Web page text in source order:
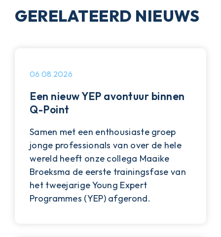
GERELATEERD NIEUWS
Een nieuw YEP avontuur binnen
Q-Point
Samen met een enthousiaste groep
jonge professionals van over de hele
wereld heeft onze collega Maaike
Broeksma de eerste trainingsfase van
het tweejarige Young Expert
Programmes (YEP) afgerond.
06 08 2026